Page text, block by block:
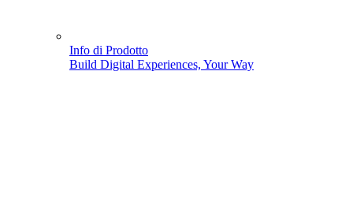
Info di Prodotto
Build Digital Experiences, Your Way